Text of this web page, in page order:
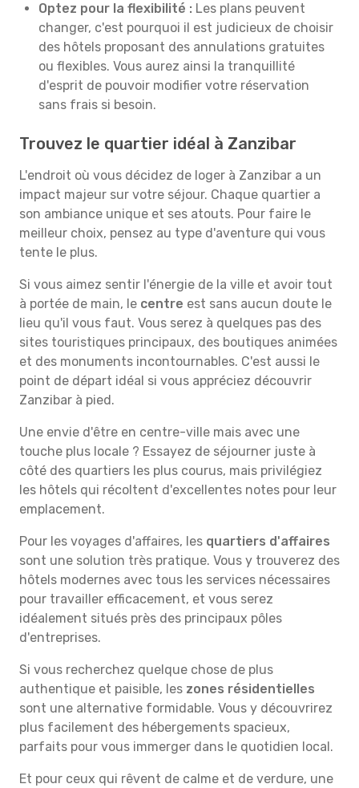
Optez pour la flexibilité : Les plans peuvent
changer, c'est pourquoi il est judicieux de choisir
des hôtels proposant des annulations gratuites
ou flexibles. Vous aurez ainsi la tranquillité
d'esprit de pouvoir modifier votre réservation
sans frais si besoin.
Trouvez le quartier idéal à Zanzibar
L'endroit où vous décidez de loger à Zanzibar a un
impact majeur sur votre séjour. Chaque quartier a
son ambiance unique et ses atouts. Pour faire le
meilleur choix, pensez au type d'aventure qui vous
tente le plus.
Si vous aimez sentir l'énergie de la ville et avoir tout
à portée de main, le centre est sans aucun doute le
lieu qu'il vous faut. Vous serez à quelques pas des
sites touristiques principaux, des boutiques animées
et des monuments incontournables. C'est aussi le
point de départ idéal si vous appréciez découvrir
Zanzibar à pied.
Une envie d'être en centre-ville mais avec une
touche plus locale ? Essayez de séjourner juste à
côté des quartiers les plus courus, mais privilégiez
les hôtels qui récoltent d'excellentes notes pour leur
emplacement.
Pour les voyages d'affaires, les quartiers d'affaires
sont une solution très pratique. Vous y trouverez des
hôtels modernes avec tous les services nécessaires
pour travailler efficacement, et vous serez
idéalement situés près des principaux pôles
d'entreprises.
Si vous recherchez quelque chose de plus
authentique et paisible, les zones résidentielles
sont une alternative formidable. Vous y découvrirez
plus facilement des hébergements spacieux,
parfaits pour vous immerger dans le quotidien local.
Et pour ceux qui rêvent de calme et de verdure, une